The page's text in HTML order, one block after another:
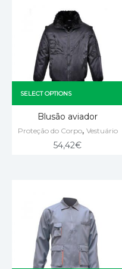
SELECT OPTIONS
Blusão aviador
Proteção do Corpo, Vestuário
54,42€